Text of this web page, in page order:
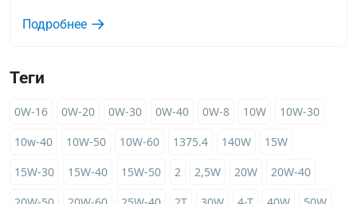
Теги
0W-16 0W-20 0W-30 0W-40 0W-8 10W
10W-30
10w-40
10W-50 10W-60 1375.4 140W
15W
15W-30
15W-40 15W-50 2 2,5W 20W
20W-40
Подробнее